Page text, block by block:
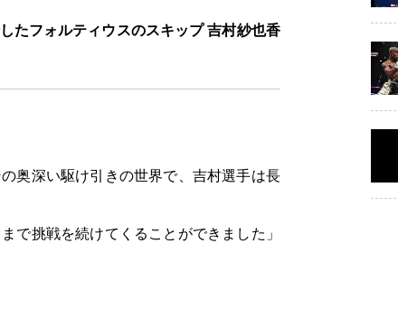
たフォルティウスのスキップ 吉村紗也香
奥深い駆け引きの世界で、吉村選手は長
で挑戦を続けてくることができました」